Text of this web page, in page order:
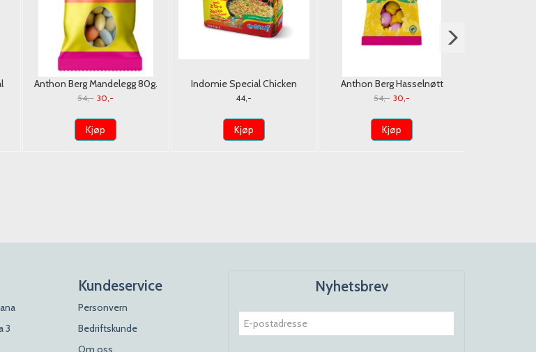
Anthon Berg Mandelegg 80g.
54,- 30,-
Kjøp
Indomie Special Chicken
Flavour Noodles
44,-
Kjøp
Anthon Berg Hasselnøtt
m/Melkesjokolade 80g
54,- 30,-
Kjøp
3
Kundeservice
Personvern
Bedriftskunde
Om oss
Nyhetsbrev